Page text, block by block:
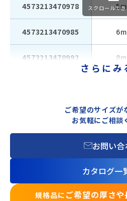
4573213470978
4573213470985
4573213470992
さらにみ
スクロールでき
カタログ一
ご希望のサイズが
お気軽にご相談
お問い合
規格品に ご希望の厚さ